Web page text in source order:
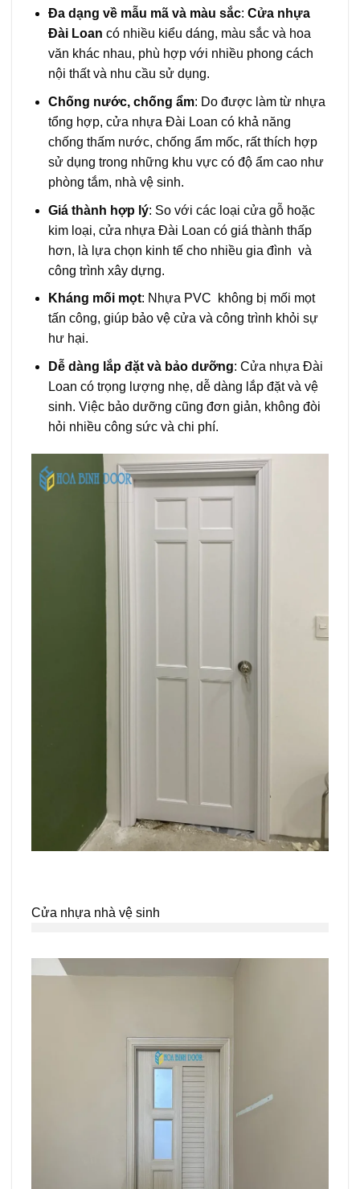
Đa dạng về mẫu mã và màu sắc: Cửa nhựa
Đài Loan có nhiều kiểu dáng, màu sắc và hoa
văn khác nhau, phù hợp với nhiều phong cách
nội thất và nhu cầu sử dụng.
Chống nước, chống ẩm: Do được làm từ nhựa
tổng hợp, cửa nhựa Đài Loan có khả năng
chống thấm nước, chống ẩm mốc, rất thích hợp
sử dụng trong những khu vực có độ ẩm cao như
phòng tắm, nhà vệ sinh.
Giá thành hợp lý: So với các loại cửa gỗ hoặc
kim loại, cửa nhựa Đài Loan có giá thành thấp
hơn, là lựa chọn kinh tế cho nhiều gia đình và
công trình xây dựng.
Kháng mối mọt: Nhựa PVC không bị mối mọt
tấn công, giúp bảo vệ cửa và công trình khỏi sự
hư hại.
Dễ dàng lắp đặt và bảo dưỡng: Cửa nhựa Đài
Loan có trọng lượng nhẹ, dễ dàng lắp đặt và vệ
sinh. Việc bảo dưỡng cũng đơn giản, không đòi
hỏi nhiều công sức và chi phí.
Cửa nhựa nhà vệ sinh